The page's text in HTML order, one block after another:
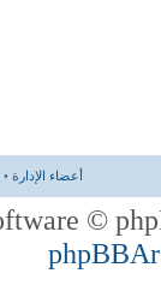
أعضاء الإدارة •